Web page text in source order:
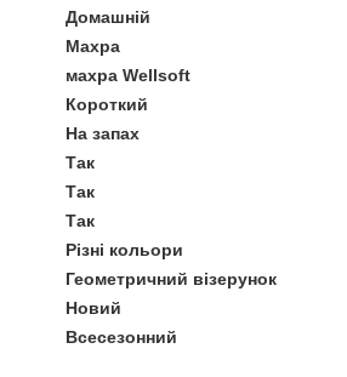
Домашній
Махра
махра Wellsoft
Короткий
На запах
Так
Так
Так
Різні кольори
Геометричний візерунок
Новий
Всесезонний